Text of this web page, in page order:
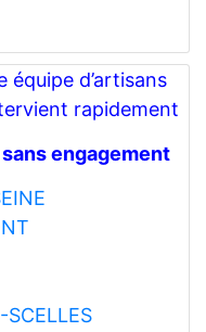
équipe d’artisans
rapidement
engagement
SCELLES